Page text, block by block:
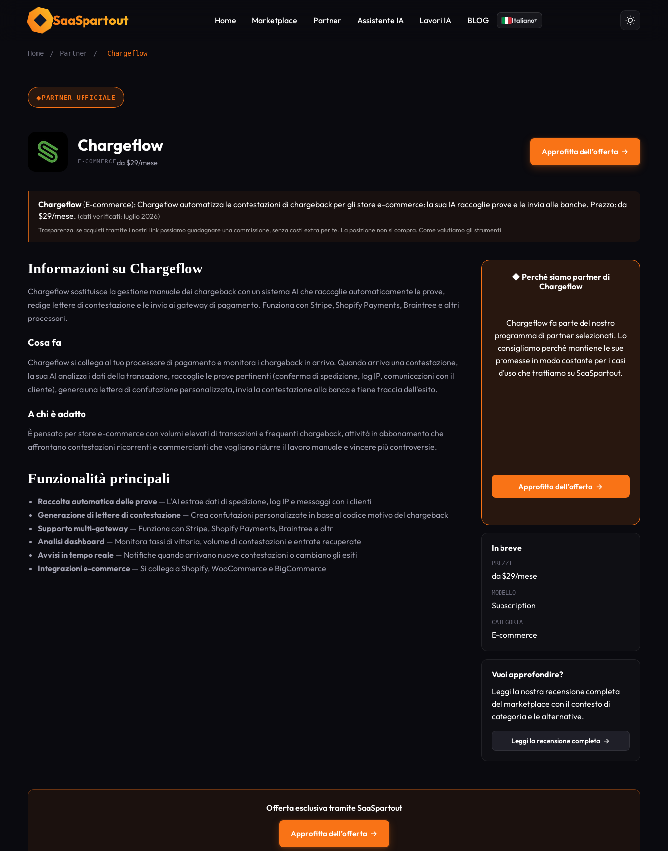
SaaSpartout Home Marketplace Partner Assistente IA Lavori IA BLOG Italiano▾
Home / Partner / Chargeflow
◆PARTNER UFFICIALE
Chargeflow
E-COMMERCEda $29/mese
Approfitta dell’offerta →
Chargeflow(E-commerce): Chargeflow automatizza le contestazioni di chargeback per gli store e-commerce: la sua IA raccoglie prove e le invia alle banche. Prezzo: da
$29/mese. (dati verificati: luglio 2026)
Trasparenza: se acquisti tramite i nostri link possiamo guadagnare una commissione, senza costi extra per te. La posizione non si compra. Come valutiamo gli strumenti
Informazioni su Chargeflow
Chargeflow sostituisce la gestione manuale dei chargeback con un sistema AI che raccoglie automaticamente le prove,
redige lettere di contestazione e le invia ai gateway di pagamento. Funziona con Stripe, Shopify Payments, Braintree e altri
processori.
Cosa fa
Chargeflow si collega al tuo processore di pagamento e monitora i chargeback in arrivo. Quando arriva una contestazione,
la sua AI analizza i dati della transazione, raccoglie le prove pertinenti (conferma di spedizione, log IP, comunicazioni con il
cliente), genera una lettera di confutazione personalizzata, invia la contestazione alla banca e tiene traccia dell'esito.
A chi è adatto
È pensato per store e-commerce con volumi elevati di transazioni e frequenti chargeback, attività in abbonamento che
affrontano contestazioni ricorrenti e commercianti che vogliono ridurre il lavoro manuale e vincere più controversie.
Funzionalità principali
Raccolta automatica delle prove — L'AI estrae dati di spedizione, log IP e messaggi con i clienti
Generazione di lettere di contestazione — Crea confutazioni personalizzate in base al codice motivo del chargeback
Supporto multi-gateway — Funziona con Stripe, Shopify Payments, Braintree e altri
Analisi dashboard — Monitora tassi di vittoria, volume di contestazioni e entrate recuperate
Avvisi in tempo reale — Notifiche quando arrivano nuove contestazioni o cambiano gli esiti
Integrazioni e-commerce — Si collega a Shopify, WooCommerce e BigCommerce
◆ Perché siamo partner di
Chargeflow
Chargeflow fa parte del nostro
programma di partner selezionati. Lo
consigliamo perché mantiene le sue
promesse in modo costante per i casi
d’uso che trattiamo su SaaSpartout.
Approfitta dell’offerta →
In breve
PREZZI
da $29/mese
MODELLO
Subscription
CATEGORIA
E-commerce
Vuoi approfondire?
Leggi la nostra recensione completa
del marketplace con il contesto di
categoria e le alternative.
Leggi la recensione completa →
Offerta esclusiva tramite SaaSpartout
Approfitta dell’offerta →